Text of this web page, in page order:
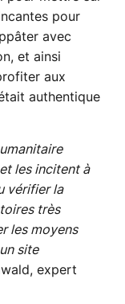
pour
avec
et ainsi
aux
authentique
les incitent à
vérifier la
très
les moyens
site
expert